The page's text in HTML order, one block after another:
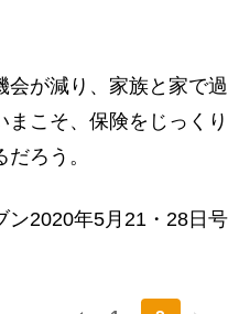
が減り、家族と家で
まこそ、保険をじっく
だろう。
2020年5月21・28日号